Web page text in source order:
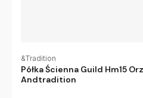
&Tradition
Półka Ścienna Guild Hm15
Andtradition